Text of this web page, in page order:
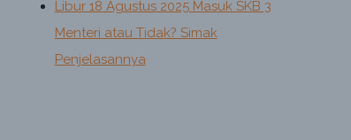
Libur 18 Agustus 2025 Masuk SKB 3
Menteri atau Tidak? Simak
Penjelasannya